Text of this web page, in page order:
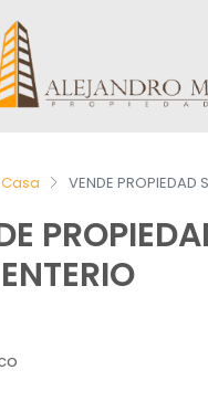
Casa VENDE PROPIEDAD